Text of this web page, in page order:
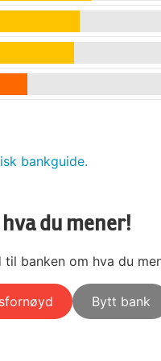
bankguide.
du mener!
banken om hva du
Bytt bank